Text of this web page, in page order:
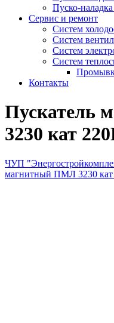
Пуско-
Сервис и ремонт
Систем
Систем
Систем
Систем
Контакты
Пускатель
3230 кат
ЧУП
магнитный ПМЛ 3230